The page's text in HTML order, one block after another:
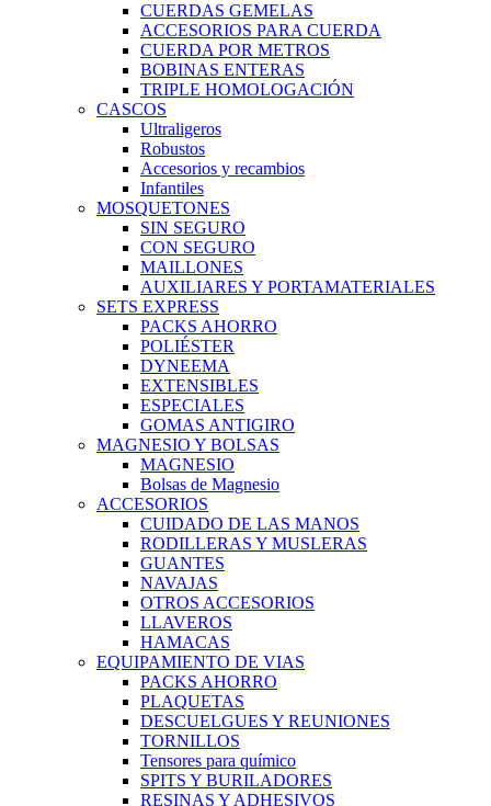
CUERDAS GEMELAS
ACCESORIOS PARA CUERDA
CUERDA POR METROS
BOBINAS ENTERAS
TRIPLE HOMOLOGACIÓN
CASCOS
Ultraligeros
Robustos
Accesorios y recambios
Infantiles
MOSQUETONES
SIN SEGURO
CON SEGURO
MAILLONES
AUXILIARES Y PORTAMATERIALES
SETS EXPRESS
PACKS AHORRO
POLIÉSTER
DYNEEMA
EXTENSIBLES
ESPECIALES
GOMAS ANTIGIRO
MAGNESIO Y BOLSAS
MAGNESIO
Bolsas de Magnesio
ACCESORIOS
CUIDADO DE LAS MANOS
RODILLERAS Y MUSLERAS
GUANTES
NAVAJAS
OTROS ACCESORIOS
LLAVEROS
HAMACAS
EQUIPAMIENTO DE VIAS
PACKS AHORRO
PLAQUETAS
DESCUELGUES Y REUNIONES
TORNILLOS
Tensores para químico
SPITS Y BURILADORES
RESINAS Y ADHESIVOS